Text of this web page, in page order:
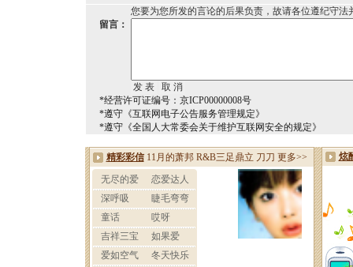
您要为您所发的言论的后果负责，故请各位遵纪守法
留言：
*经营许可证编号：京ICP00000008号
*遵守《互联网电子公告服务管理规定》
*遵守《全国人大常委会关于维护互联网安全的规定》